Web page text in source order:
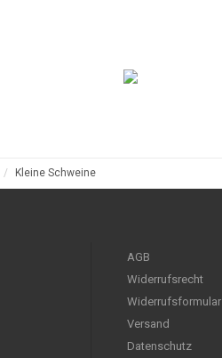
Kleine Schweine
AGB
Widerrufsrecht
Widerrufsformular
Versand
Datenschutz